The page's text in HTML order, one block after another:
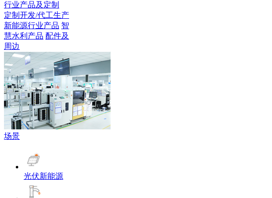
行业产品及定制
定制开发/代工生产
新能源行业产品 智
慧水利产品 配件及
周边
场景
光伏新能源